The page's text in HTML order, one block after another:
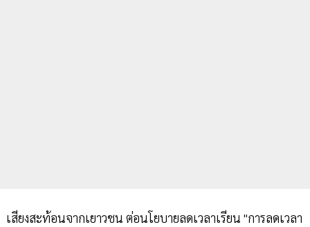
เสียงสะท้อนจากเยาวชน ต่อนโยบายลดเวลาเรียน "การลดเวลา